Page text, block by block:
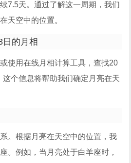
7.5天。通过了解这一周期，我们
天空中的位置。
的月相
使用在线月相计算工具，查找20
个信息将帮助我们确定月亮在天
。根据月亮在天空中的位置，我
。例如，当月亮处于白羊座时，